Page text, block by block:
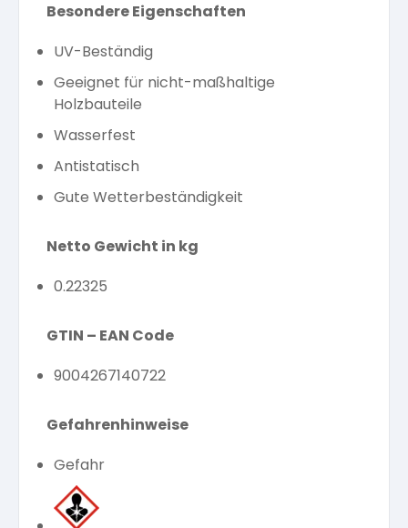
Besondere Eigenschaften
UV-Beständig
Geeignet für nicht-maßhaltige
Holzbauteile
Wasserfest
Antistatisch
Gute Wetterbeständigkeit
Netto Gewicht in kg
0.22325
GTIN – EAN Code
9004267140722
Gefahrenhinweise
Gefahr